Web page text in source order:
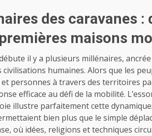
des caravanes :
maisons
il y a plusieurs millénaires,
humaines. Alors que les
et personnes à travers des territoires
efficace au défi de la mobilité.
illustre parfaitement cette dynamique.
bien plus que le simple
où idées, religions et techniques